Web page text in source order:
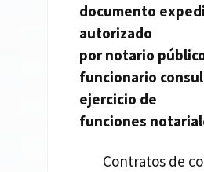
documento
autorizado
pornotario
funcionario
ejercicio de
funciones
Contratos de